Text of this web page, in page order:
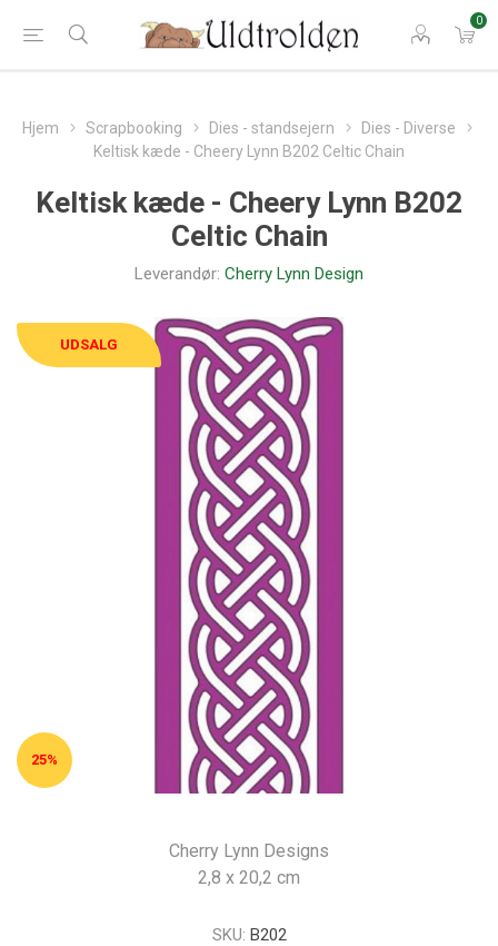
0
Hjem Scrapbooking Dies - standsejern
Dies - Diverse
Keltisk kæde - Cheery Lynn B202 Celtic Chain
Keltisk kæde - Cheery Lynn B202
Celtic Chain
Leverandør: Cherry Lynn Design
UDSALG
25%
Cherry Lynn Designs
2,8 x 20,2 cm
SKU: B202